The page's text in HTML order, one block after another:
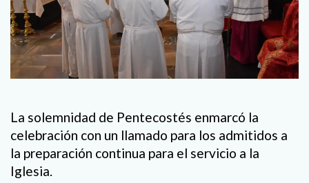
La solemnidad de Pentecostés enmarcó la
celebración con un llamado para los admitidos a
la preparación continua para el servicio a la
Iglesia.